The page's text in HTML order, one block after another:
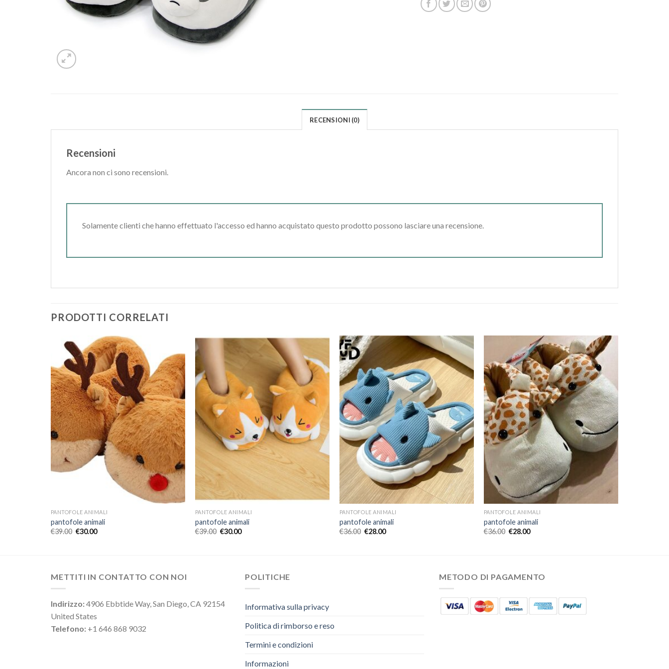
RECENSIONI (0)
Recensioni
Ancora non ci sono recensioni.
Solamente clienti che hanno effettuato l'accesso ed hanno acquistato questo prodotto possono lasciare una recensione.
PRODOTTI CORRELATI
PANTOFOLE ANIMALI
pantofole animali
€39.00 €30.00
PANTOFOLE ANIMALI
pantofole animali
€39.00 €30.00
PANTOFOLE ANIMALI
pantofole animali
€36.00 €28.00
PANTOFOLE ANIMALI
pantofole animali
€36.00 €28.00
METTITI IN CONTATTO CON NOI
Indirizzo:4906 Ebbtide Way, San Diego, CA 92154
United States
Telefono: +1 646 868 9032
POLITICHE
Informativa sulla privacy
Politica di rimborso e reso
Termini e condizioni
Informazioni
METODO DI PAGAMENTO